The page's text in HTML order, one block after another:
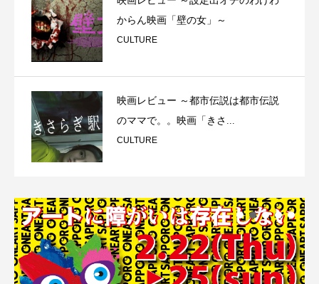
からん映画「壁の女」～
CULTURE
映画レビュー ～都市伝説は都市伝説
のママで。。映画「きさ...
CULTURE